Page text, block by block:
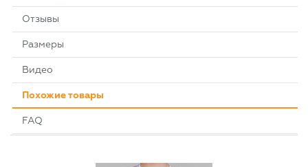
Отзывы
Размеры
Видео
Похожие товары
FAQ